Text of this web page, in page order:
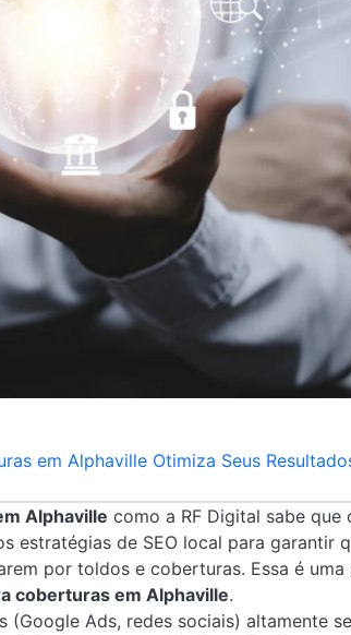
em Alphaville Otimiza Seus
Alphaville como a RF Digital sabe que
estratégias de SEO local para garantir
por toldos e coberturas. Essa é
coberturas em Alphaville.
(Google Ads, redes sociais) altamente